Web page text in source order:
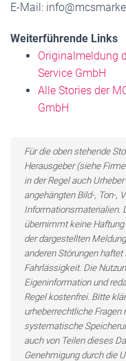
E-Mail:
Weiterführende Links
Originalmeldung
Service GmbH
Alle Stories der
GmbH
Für die oben stehende
Herausgeber (siehe
in der Regel auch
angehängten Bild-, Ton-,
Informationsmaterialien.
übernimmt keine
der dargestellten
anderen Störungen
Fahrlässigkeit. Die
Eigeninformation und
Regel kostenfrei. Bitte
urheberrechtliche Fragen
systematische
auch von Teilen dieses
Genehmigung durch die